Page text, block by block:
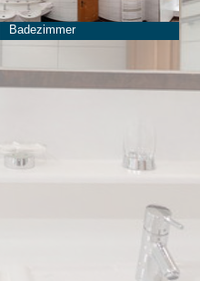
Badezimmer